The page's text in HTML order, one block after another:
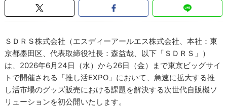
ＳＤＲＳ株式会社（エスディーアールエス株式会社、本社：東
京都墨田区、代表取締役社長：森益哉、以下「ＳＤＲＳ」）
は、2026年6月24日（水）から26日（金）まで東京ビッグサイ
トで開催される「推し活EXPO」において、急速に拡大する推
し活市場のグッズ販売における課題を解決する次世代自販機ソ
リューションを初公開いたします。